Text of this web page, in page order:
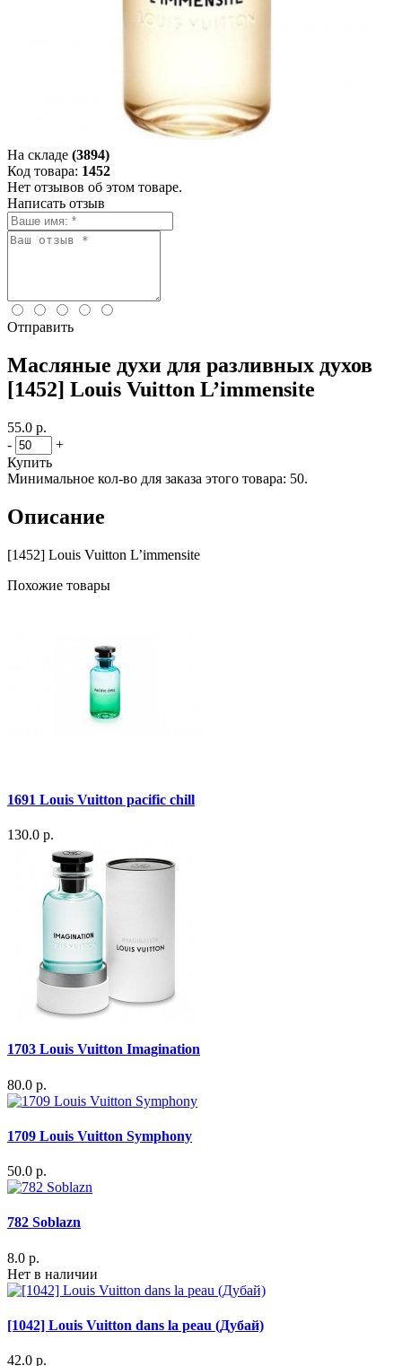
На складе (3894)
Код товара: 1452
Нет отзывов об этом товаре.
Написать отзыв
Отправить
Масляные духи для разливных духов
[1452] Louis Vuitton L’immensite
55.0 р.
-
+
Купить
Минимальное кол-во для заказа этого товара: 50.
Описание
[1452] Louis Vuitton L’immensite
Похожие товары
1691 Louis Vuitton pacific chill
130.0 р.
1703 Louis Vuitton Imagination
80.0 р.
1709 Louis Vuitton Symphony
50.0 р.
782 Soblazn
8.0 р.
Нет в наличии
[1042] Louis Vuitton dans la peau (Дубай)
42.0 р.